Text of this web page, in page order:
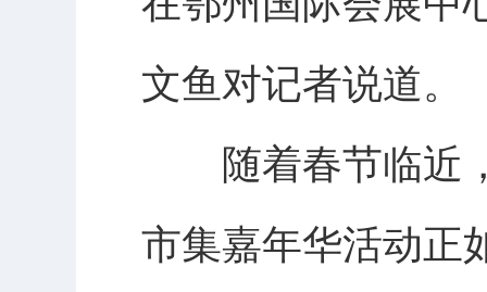
文鱼对记者说道。
随着春节临近，
市集嘉年华活动正